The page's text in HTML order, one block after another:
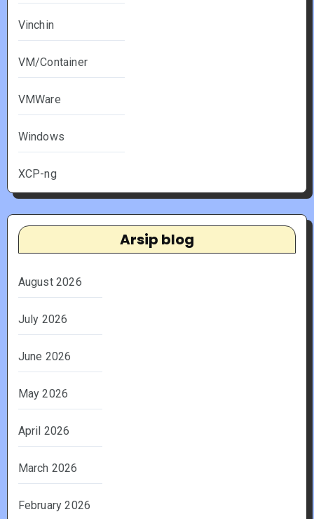
Vinchin
VM/Container
VMWare
Windows
XCP-ng
Arsip blog
August 2026
July 2026
June 2026
May 2026
April 2026
March 2026
February 2026